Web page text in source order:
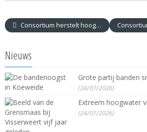
Consortium herstelt hoogwaterschade
Nieuws
Grote partij banden
(24/07/2026)
Extreem hoogwater
(24/07/2026)